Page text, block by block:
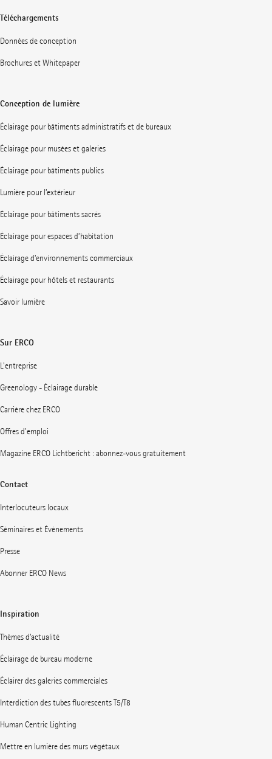
Téléchargements
Données de conception
Brochures et Whitepaper
Conception de lumière
Éclairage pour bâtiments administratifs et de bureaux
Éclairage pour musées et galeries
Éclairage pour bâtiments publics
Lumière pour l’extérieur
Éclairage pour bâtiments sacrés
Éclairage pour espaces d’habitation
Éclairage d’environnements commerciaux
Éclairage pour hôtels et restaurants
Savoir lumière
Sur ERCO
L'entreprise
Greenology - Éclairage durable
Carrière chez ERCO
Offres d'emploi
Magazine ERCO Lichtbericht : abonnez-vous gratuitement
Contact
Interlocuteurs locaux
Séminaires et Événements
Presse
Abonner ERCO News
Inspiration
Thèmes d’actualité
Éclairage de bureau moderne
Éclairer des galeries commerciales
Interdiction des tubes fluorescents T5/T8
Human Centric Lighting
Mettre en lumière des murs végétaux